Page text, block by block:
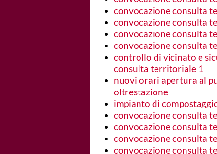
convocazione consulta
convocazione consulta
convocazione consulta
convocazione consulta
controllo di vicinato e
consulta territoriale 1
nuovi orari apertura al
oltrestazione
impianto di
convocazione consulta
convocazione consulta
convocazione consulta
convocazione consulta